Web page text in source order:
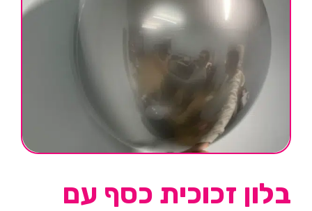
בלון זכוכית כסף עם